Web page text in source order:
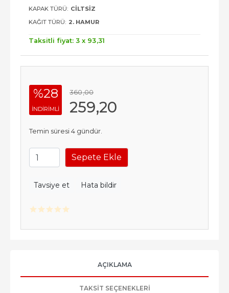
KAPAK TÜRÜ: CILTSIZ
KAĞIT TÜRÜ: 2. HAMUR
Taksitli fiyat: 3 x 93,31
%28
INDIRIMLI
360,00
259,20
Temin süresi 4 gündür.
Sepete Ekle
Tavsiye et Hata bildir
AÇIKLAMA
TAKSIT SEÇENEKLERI